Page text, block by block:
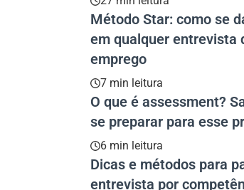
Método Star: como se
em qualquer entrevista
emprego
7 min leitura
O que é assessment?
se preparar para esse
6 min leitura
Dicas e métodos para
entrevista por